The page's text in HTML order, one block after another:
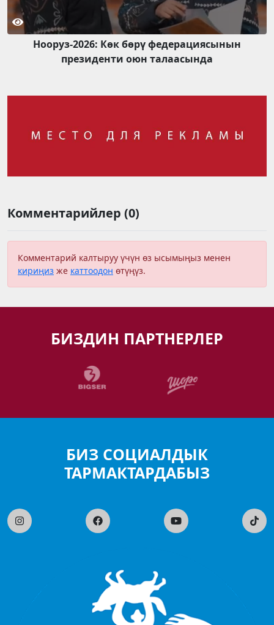
Нооруз-2026: Көк бөрү федерациясынын
президенти оюн талаасында
Комментарийлер (0)
Комментарий калтыруу үчүн өз ысымыңыз менен
кириңиз же каттоодон өтүңүз.
БИЗДИН ПАРТНЕРЛЕР
БИЗ СОЦИАЛДЫК
ТАРМАКТАРДАБЫЗ